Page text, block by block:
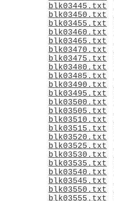
blk03445.txt
blk03450.txt
blk03455.txt
blk03460.txt
blk03465.txt
blk03470.txt
blk03475.txt
blk03480.txt
blk03485.txt
blk03490.txt
blk03495.txt
blk03500.txt
blk03505.txt
blk03510.txt
blk03515.txt
blk03520.txt
blk03525.txt
blk03530.txt
blk03535.txt
blk03540.txt
blk03545.txt
blk03550.txt
blk03555.txt